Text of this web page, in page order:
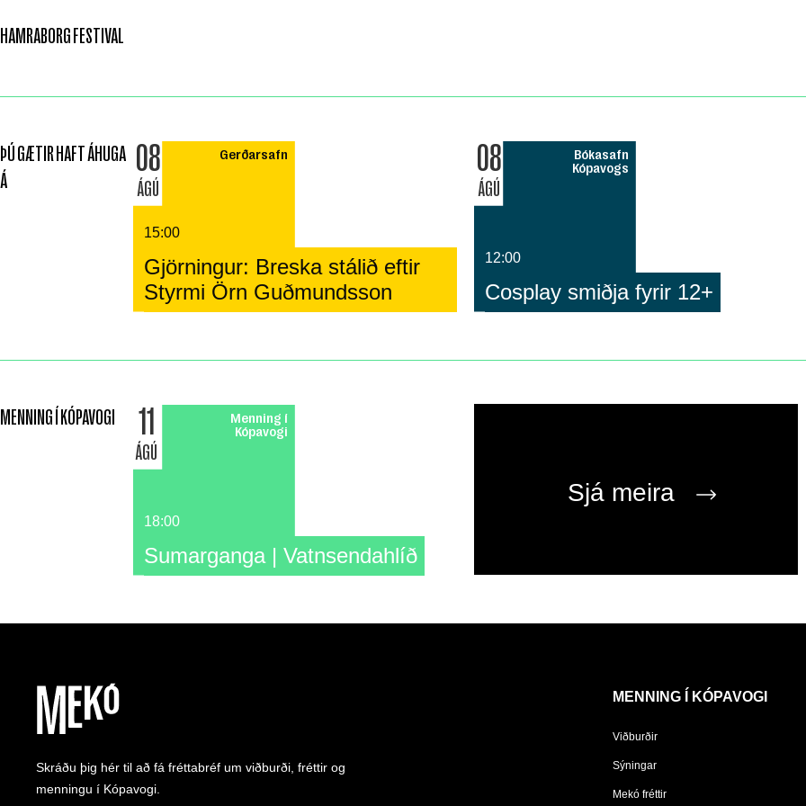
HAMRABORG FESTIVAL
ÞÚ GÆTIR HAFT ÁHUGA
Á
08
ÁGÚ
Gerðarsafn
15:00
Gjörningur: Breska stálið eftir
Styrmi Örn Guðmundsson
08
ÁGÚ
Bókasafn
Kópavogs
12:00
Cosplay smiðja fyrir 12+
MENNING Í KÓPAVOGI 11
ÁGÚ
Menning í
Kópavogi
18:00
Sumarganga | Vatnsendahlíð
Sjá meira
Skráðu þig hér til að fá fréttabréf um viðburði, fréttir og
menningu í Kópavogi.
MENNING Í KÓPAVOGI
Viðburðir
Sýningar
Mekó fréttir